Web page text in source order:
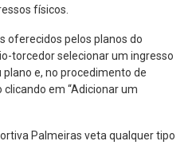
físicos.
oferecidos pelos planos do
torcedor selecionar um ingresso
e, no procedimento de
em “Adicionar um
Palmeiras veta qualquer tipo